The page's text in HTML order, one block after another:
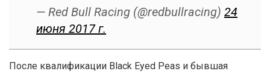
— Red Bull Racing (@redbullracing) 24
июня 2017 г.
После квалификации Black Eyed Peas и бывшая